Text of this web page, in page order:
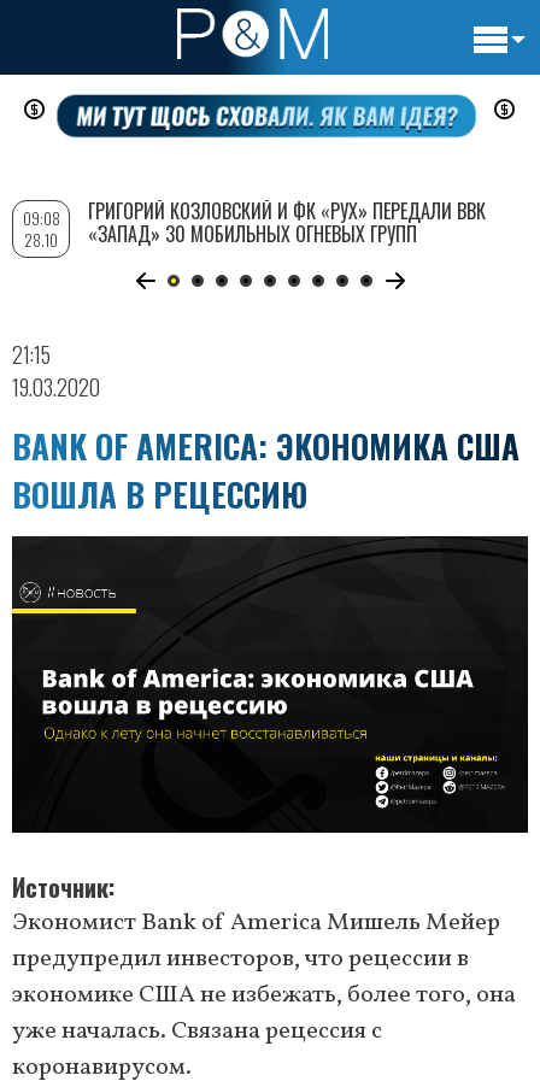
Перейти
содержанию
21:15
19.03.2020
BANK OF AMERICA: ЭКОНОМИКА США
ВОШЛА В РЕЦЕССИЮ
Источник
Экономист Bank of America Мишель Мейер
предупредил инвесторов, что рецессии в
экономике США не избежать, более того, она
уже началась. Связана рецессия с
коронавирусом.
09:08
28.10
ГРИГОРИЙ КОЗЛОВСКИЙ И ФК «РУХ» ПЕРЕДАЛИ ВВК
«ЗАПАД» 30 МОБИЛЬНЫХ ОГНЕВЫХ ГРУПП